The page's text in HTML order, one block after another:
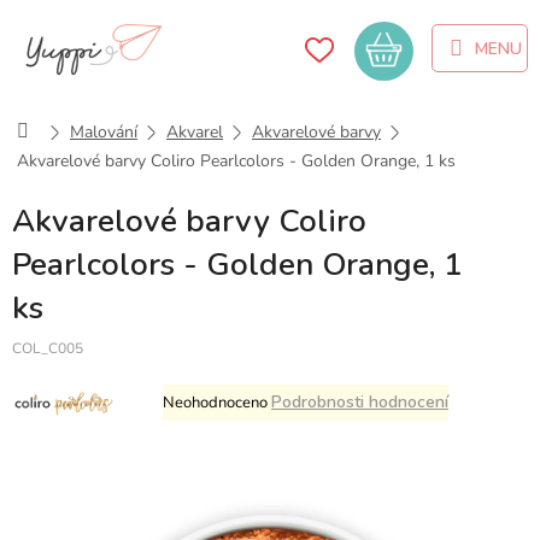
obsah
Nákupní
košík
DomůMalování Akvarel
Akvarelové barvy
Akvarelové barvy Coliro Pearlcolors - Golden Orange, 1 ks
Akvarelové barvy Coliro
Pearlcolors - Golden Orange, 1
ks
COL_C005
Průměrné
hodnocení
NeohodnocenoPodrobnosti hodnocení